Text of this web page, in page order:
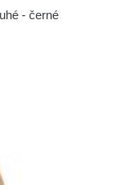
- černé